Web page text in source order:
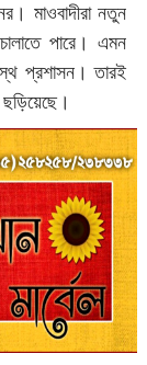
মাওবাদীরা নতুন
পারে। এমন
প্রশাসন। তারই